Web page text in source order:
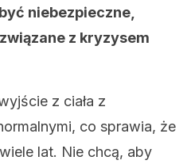
niebezpieczne,
z kryzysem
z ciała z
co sprawia, że
lat. Nie chcą, aby